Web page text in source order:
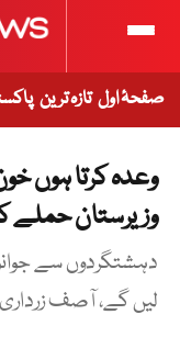
صفحۂ اول تازہ ترین
وعدہ کرتا ہوں
وزیرستان حملے
دہشتگردوں سے
لیں گے، آصف زرداری